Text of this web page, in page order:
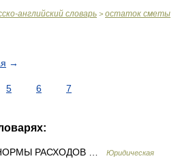
английский словарь > остаток сметы
→
5 6 7
РАСХОДОВ …
Юридическая